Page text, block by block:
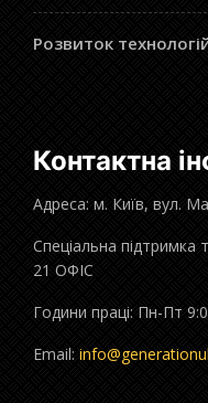
Розвиток
Контактна
Адреса: м. Київ, вул.
Спеціальна
21 ОФІС
Години праці: Пн-Пт
Email: